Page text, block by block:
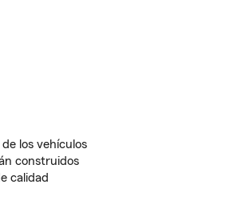
de los vehículos
construidos
calidad